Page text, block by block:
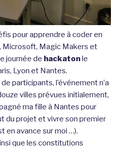
pour apprendre à coder en
Microsoft, Magic Makers et
journée de hackaton le
Lyon et Nantes.
participants, l’événement n’a
villes prévues initialement,
ma fille à Nantes pour
du projet et vivre son premier
en avance sur moi …).
que les constitutions